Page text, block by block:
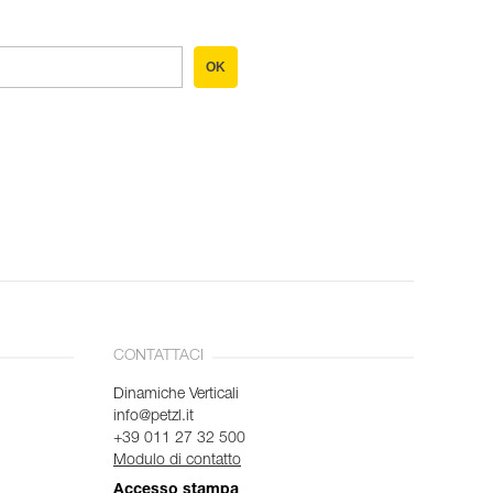
OK
CONTATTACI
Dinamiche Verticali
info@petzl.it
+39 011 27 32 500
Modulo di contatto